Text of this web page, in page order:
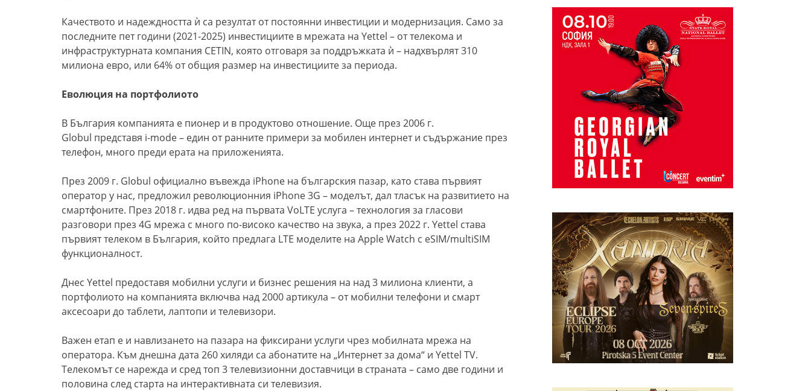
Качеството и надеждността ѝ са резултат от постоянни инвестиции и модернизация. Само за
последните пет години (2021-2025) инвестициите в мрежата на Yettel – от телекома и
инфраструктурната компания CETIN, която отговаря за поддръжката ѝ – надхвърлят 310
милиона евро, или 64% от общия размер на инвестициите за периода.
Еволюция на портфолиото
В България компанията е пионер и в продуктово отношение. Още през 2006 г.
Globul представя i-mode – един от ранните примери за мобилен интернет и съдържание през
телефон, много преди ерата на приложенията.
През 2009 г. Globul официално въвежда iPhone на българския пазар, като става първият
оператор у нас, предложил революционния iPhone 3G – моделът, дал тласък на развитието на
смартфоните. През 2018 г. идва ред на първата VoLTE услуга – технология за гласови
разговори през 4G мрежа с много по-високо качество на звука, а през 2022 г. Yettel става
първият телеком в България, който предлага LTE моделите на Apple Watch с eSIM/multiSIM
функционалност.
Днес Yettel предоставя мобилни услуги и бизнес решения на над 3 милиона клиенти, а
портфолиото на компанията включва над 2000 артикула – от мобилни телефони и смарт
аксесоари до таблети, лаптопи и телевизори.
Важен етап е и навлизането на пазара на фиксирани услуги чрез мобилната мрежа на
оператора. Към днешна дата 260 хиляди са абонатите на „Интернет за дома“ и Yettel TV.
Телекомът се нарежда и сред топ 3 телевизионни доставчици в страната – само две години и
половина след старта на интерактивната си телевизия.